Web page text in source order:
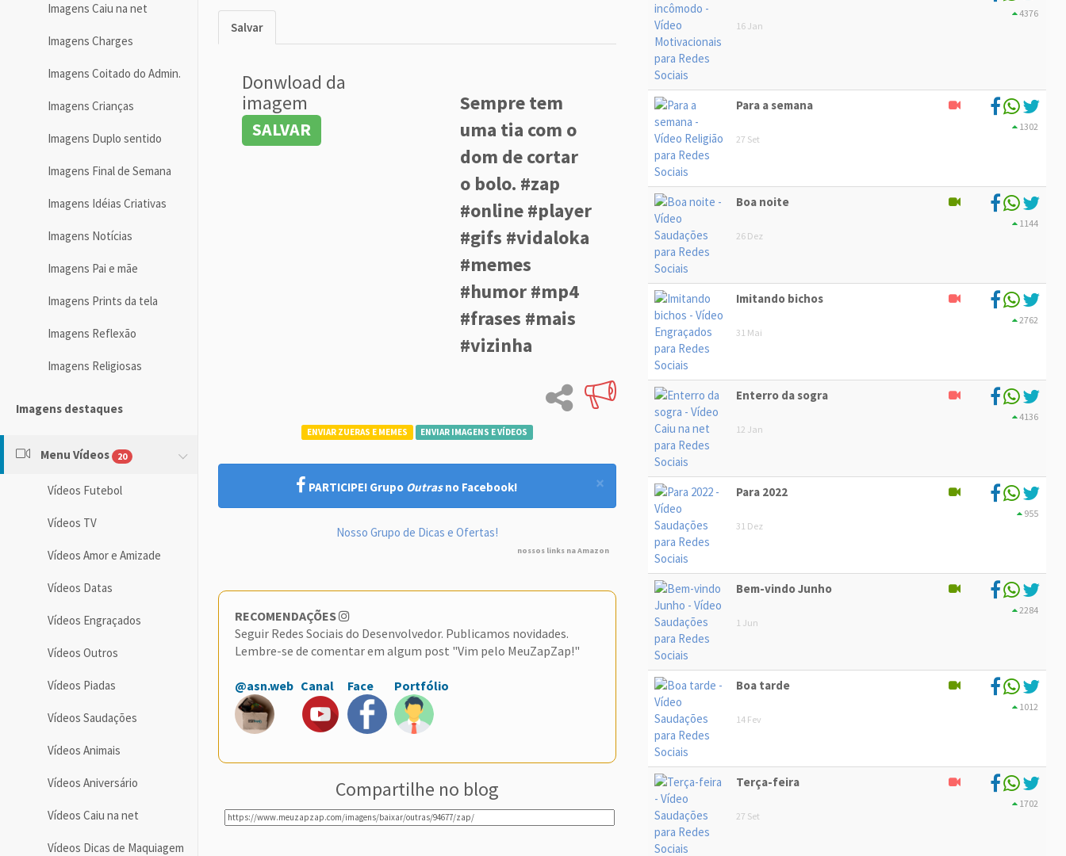
Imagens Caiu na net
Imagens Charges
Imagens Coitado do Admin.
Imagens Crianças
Imagens Duplo sentido
Imagens Final de Semana
Imagens Idéias Criativas
Imagens Notícias
Imagens Pai e mãe
Imagens Prints da tela
Imagens Reflexão
Imagens Religiosas
Imagens destaques
Menu Vídeos 20
Vídeos Futebol
Vídeos TV
Vídeos Amor e Amizade
Vídeos Datas
Vídeos Engraçados
Vídeos Outros
Vídeos Piadas
Vídeos Saudações
Vídeos Animais
Vídeos Aniversário
Vídeos Caiu na net
Vídeos Dicas de Maquiagem
Salvar
Donwload da
imagem
SALVAR
Sempre tem
uma tia com o
dom de cortar
o bolo. #zap
#online #player
#gifs #vidaloka
#memes
#humor #mp4
#frases #mais
#vizinha
ENVIAR ZUERAS E MEMES ENVIAR IMAGENS E VÍDEOS
×
PARTICIPE! Grupo Outrasno Facebook!
Nosso Grupo de Dicas e Ofertas!
nossos links na Amazon
RECOMENDAÇÕES
Seguir Redes Sociais do Desenvolvedor. Publicamos novidades.
Lembre-se de comentar em algum post "Vim pelo MeuZapZap!"
@asn.web Canal Face Portfólio
Compartilhe no blog
16 Jan
4376
Para a semana
27 Set
1302
Boa noite
26 Dez
1144
Imitando bichos
31 Mai
2762
Enterro da sogra
12 Jan
4136
Para 2022
31 Dez
955
Bem-vindo Junho
1 Jun
2284
Boa tarde
14 Fev
1012
Terça-feira
27 Set
1702